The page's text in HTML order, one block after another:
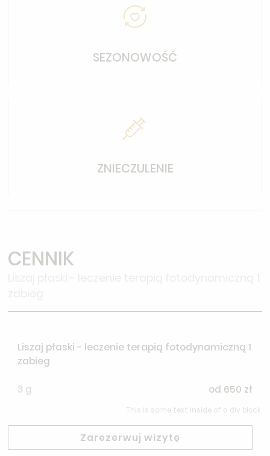
SEZONOWOŚĆ
ZNIECZULENIE
CENNIK
Liszaj płaski - leczenie terapią fotodynamiczną 1
zabieg
3 g
This is some text inside of a div block.
od 650 zł
Zarezerwuj wizytę